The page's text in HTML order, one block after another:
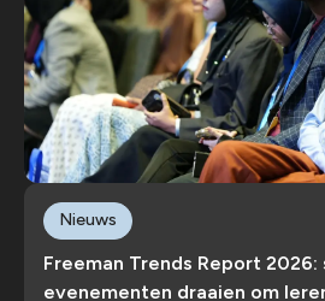
Freeman Trends Report 2026:
evenementen draaien om
Nieuws